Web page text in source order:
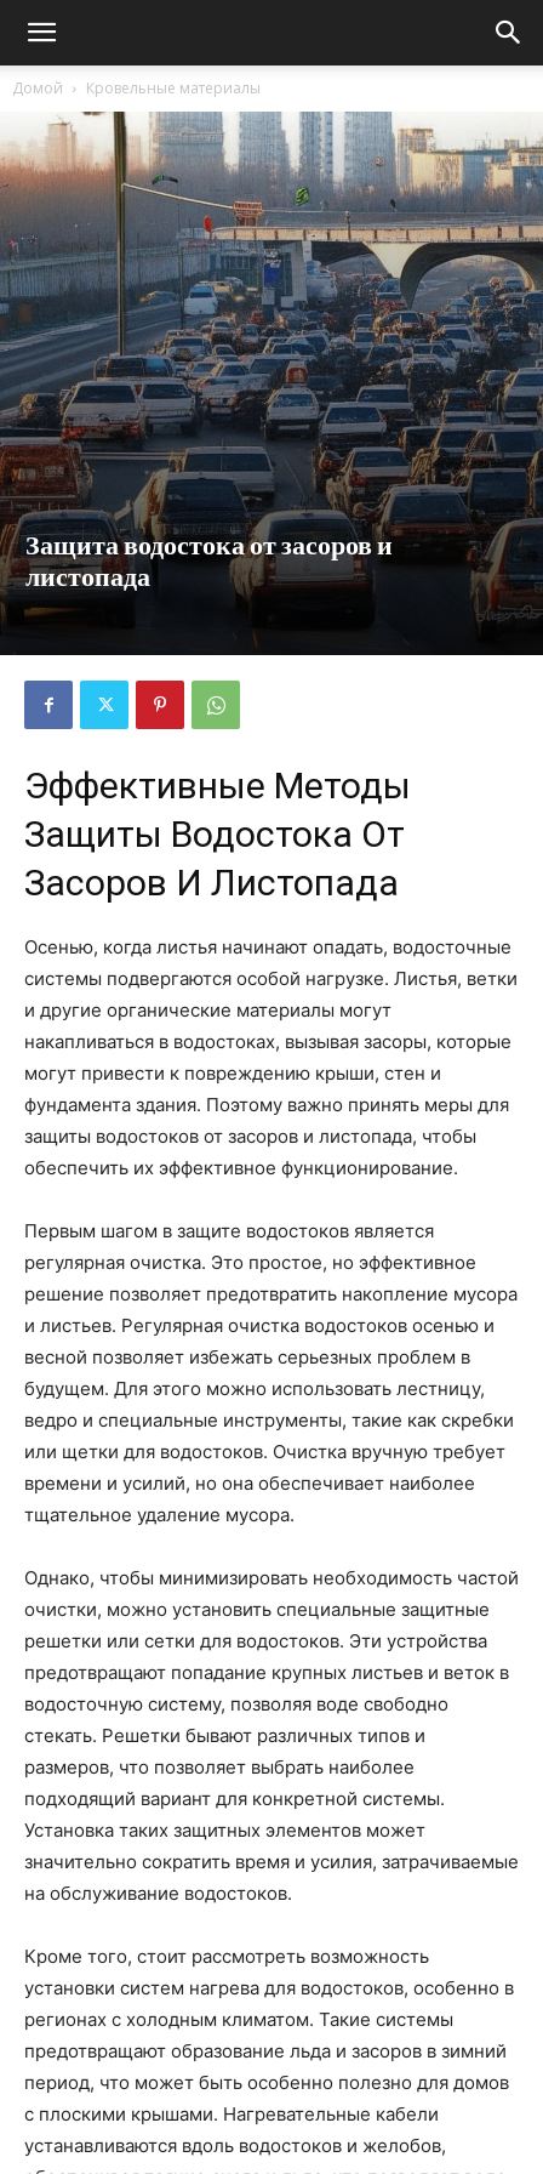
Домой Кровельные материалы
Защита водостока от засоров и
листопада
Эффективные Методы
Защиты Водостока От
Засоров И Листопада
Осенью, когда листья начинают опадать, водосточные
системы подвергаются особой нагрузке. Листья, ветки
и другие органические материалы могут
накапливаться в водостоках, вызывая засоры, которые
могут привести к повреждению крыши, стен и
фундамента здания. Поэтому важно принять меры для
защиты водостоков от засоров и листопада, чтобы
обеспечить их эффективное функционирование.
Первым шагом в защите водостоков является
регулярная очистка. Это простое, но эффективное
решение позволяет предотвратить накопление мусора
и листьев. Регулярная очистка водостоков осенью и
весной позволяет избежать серьезных проблем в
будущем. Для этого можно использовать лестницу,
ведро и специальные инструменты, такие как скребки
или щетки для водостоков. Очистка вручную требует
времени и усилий, но она обеспечивает наиболее
тщательное удаление мусора.
Однако, чтобы минимизировать необходимость частой
очистки, можно установить специальные защитные
решетки или сетки для водостоков. Эти устройства
предотвращают попадание крупных листьев и веток в
водосточную систему, позволяя воде свободно
стекать. Решетки бывают различных типов и
размеров, что позволяет выбрать наиболее
подходящий вариант для конкретной системы.
Установка таких защитных элементов может
значительно сократить время и усилия, затрачиваемые
на обслуживание водостоков.
Кроме того, стоит рассмотреть возможность
установки систем нагрева для водостоков, особенно в
регионах с холодным климатом. Такие системы
предотвращают образование льда и засоров в зимний
период, что может быть особенно полезно для домов
с плоскими крышами. Нагревательные кабели
устанавливаются вдоль водостоков и желобов,